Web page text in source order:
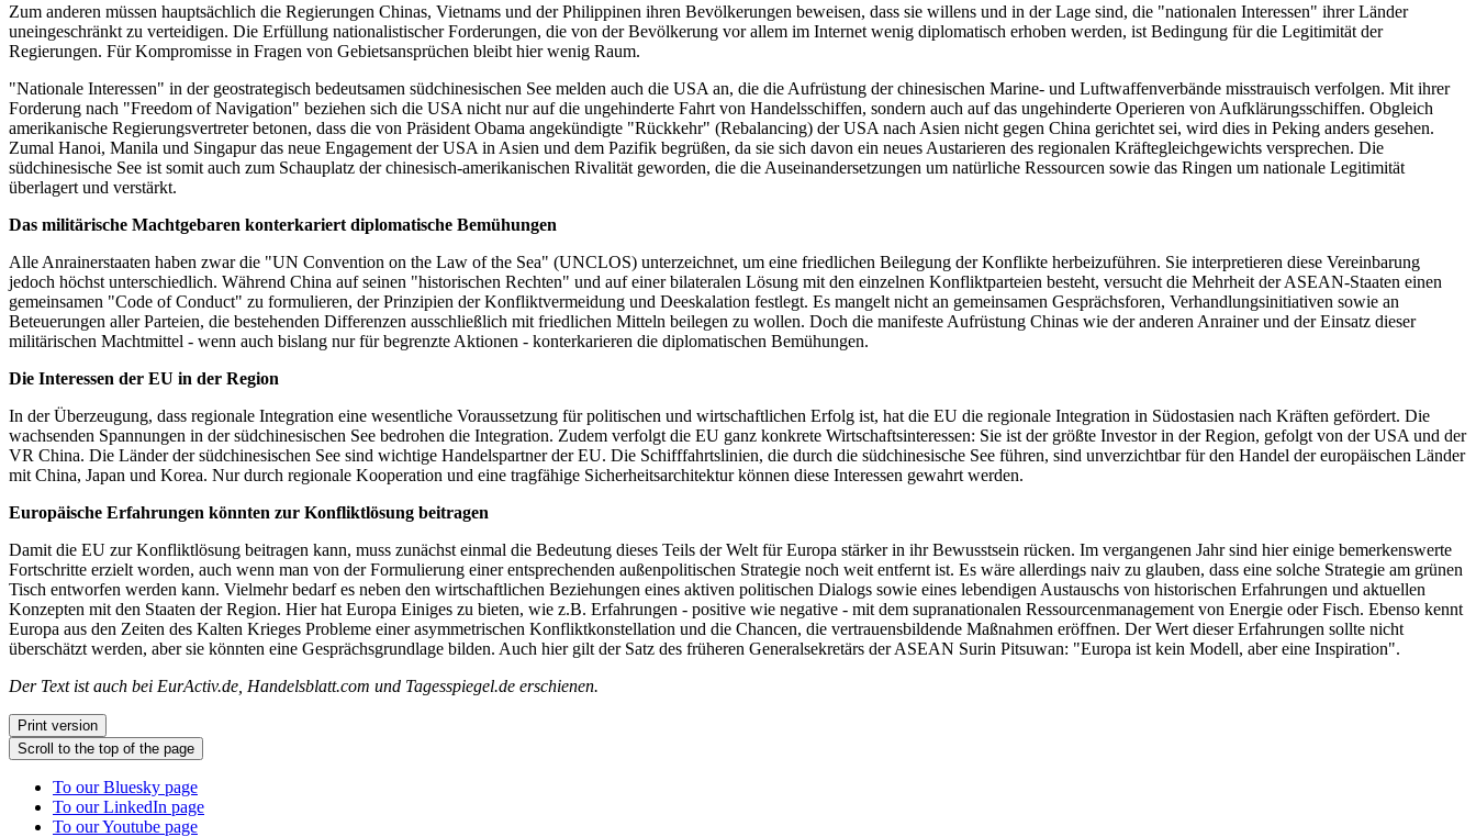
Zum anderen müssen hauptsächlich die Regierungen Chinas, Vietnams und der Philippinen ihren Bevölkerungen beweisen, dass sie willens und in der Lage sind, die "nationalen Interessen" ihrer Länder
uneingeschränkt zu verteidigen. Die Erfüllung nationalistischer Forderungen, die von der Bevölkerung vor allem im Internet wenig diplomatisch erhoben werden, ist Bedingung für die Legitimität der
Regierungen. Für Kompromisse in Fragen von Gebietsansprüchen bleibt hier wenig Raum.
"Nationale Interessen" in der geostrategisch bedeutsamen südchinesischen See melden auch die USA an, die die Aufrüstung der chinesischen Marine- und Luftwaffenverbände misstrauisch verfolgen. Mit ihrer
Forderung nach "Freedom of Navigation" beziehen sich die USA nicht nur auf die ungehinderte Fahrt von Handelsschiffen, sondern auch auf das ungehinderte Operieren von Aufklärungsschiffen. Obgleich
amerikanische Regierungsvertreter betonen, dass die von Präsident Obama angekündigte "Rückkehr" (Rebalancing) der USA nach Asien nicht gegen China gerichtet sei, wird dies in Peking anders gesehen.
Zumal Hanoi, Manila und Singapur das neue Engagement der USA in Asien und dem Pazifik begrüßen, da sie sich davon ein neues Austarieren des regionalen Kräftegleichgewichts versprechen. Die
südchinesische See ist somit auch zum Schauplatz der chinesisch-amerikanischen Rivalität geworden, die die Auseinandersetzungen um natürliche Ressourcen sowie das Ringen um nationale Legitimität
überlagert und verstärkt.
Das militärische Machtgebaren konterkariert diplomatische Bemühungen
Alle Anrainerstaaten haben zwar die "UN Convention on the Law of the Sea" (UNCLOS) unterzeichnet, um eine friedlichen Beilegung der Konflikte herbeizuführen. Sie interpretieren diese Vereinbarung
jedoch höchst unterschiedlich. Während China auf seinen "historischen Rechten" und auf einer bilateralen Lösung mit den einzelnen Konfliktparteien besteht, versucht die Mehrheit der ASEAN-Staaten einen
gemeinsamen "Code of Conduct" zu formulieren, der Prinzipien der Konfliktvermeidung und Deeskalation festlegt. Es mangelt nicht an gemeinsamen Gesprächsforen, Verhandlungsinitiativen sowie an
Beteuerungen aller Parteien, die bestehenden Differenzen ausschließlich mit friedlichen Mitteln beilegen zu wollen. Doch die manifeste Aufrüstung Chinas wie der anderen Anrainer und der Einsatz dieser
militärischen Machtmittel - wenn auch bislang nur für begrenzte Aktionen - konterkarieren die diplomatischen Bemühungen.
Die Interessen der EU in der Region
In der Überzeugung, dass regionale Integration eine wesentliche Voraussetzung für politischen und wirtschaftlichen Erfolg ist, hat die EU die regionale Integration in Südostasien nach Kräften gefördert. Die
wachsenden Spannungen in der südchinesischen See bedrohen die Integration. Zudem verfolgt die EU ganz konkrete Wirtschaftsinteressen: Sie ist der größte Investor in der Region, gefolgt von der USA und der
VR China. Die Länder der südchinesischen See sind wichtige Handelspartner der EU. Die Schifffahrtslinien, die durch die südchinesische See führen, sind unverzichtbar für den Handel der europäischen Länder
mit China, Japan und Korea. Nur durch regionale Kooperation und eine tragfähige Sicherheitsarchitektur können diese Interessen gewahrt werden.
Europäische Erfahrungen könnten zur Konfliktlösung beitragen
Damit die EU zur Konfliktlösung beitragen kann, muss zunächst einmal die Bedeutung dieses Teils der Welt für Europa stärker in ihr Bewusstsein rücken. Im vergangenen Jahr sind hier einige bemerkenswerte
Fortschritte erzielt worden, auch wenn man von der Formulierung einer entsprechenden außenpolitischen Strategie noch weit entfernt ist. Es wäre allerdings naiv zu glauben, dass eine solche Strategie am grünen
Tisch entworfen werden kann. Vielmehr bedarf es neben den wirtschaftlichen Beziehungen eines aktiven politischen Dialogs sowie eines lebendigen Austauschs von historischen Erfahrungen und aktuellen
Konzepten mit den Staaten der Region. Hier hat Europa Einiges zu bieten, wie z.B. Erfahrungen - positive wie negative - mit dem supranationalen Ressourcenmanagement von Energie oder Fisch. Ebenso kennt
Europa aus den Zeiten des Kalten Krieges Probleme einer asymmetrischen Konfliktkonstellation und die Chancen, die vertrauensbildende Maßnahmen eröffnen. Der Wert dieser Erfahrungen sollte nicht
überschätzt werden, aber sie könnten eine Gesprächsgrundlage bilden. Auch hier gilt der Satz des früheren Generalsekretärs der ASEAN Surin Pitsuwan: "Europa ist kein Modell, aber eine Inspiration".
Der Text ist auch bei EurActiv.de, Handelsblatt.com und Tagesspiegel.de erschienen.
Print version
Scroll to the top of the page
To our Bluesky page
To our LinkedIn page
To our Youtube page